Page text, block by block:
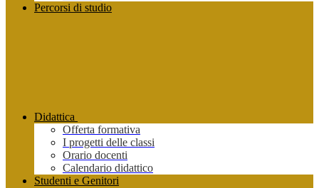
Percorsi di studio
Didattica
Offerta formativa
I progetti delle classi
Orario docenti
Calendario didattico
Studenti e Genitori